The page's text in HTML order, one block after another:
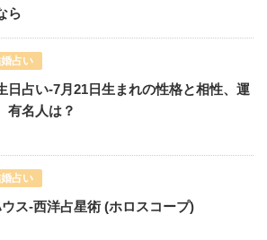
ら
占い
日占い-7月21日生まれの性格と相性、運
有名人は？
占い
ス-西洋占星術 (ホロスコープ)